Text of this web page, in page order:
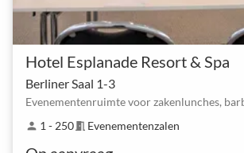
Hotel Esplanade Resort & Spa
Berliner Saal 1-3
person 1 - 250meeting_room Evenementenzalen